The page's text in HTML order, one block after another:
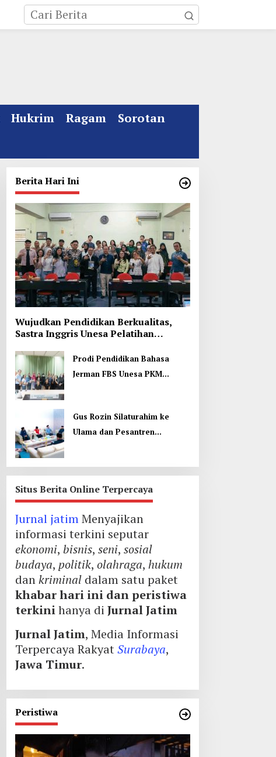
Hukrim Ragam
Sorotan
Berita Hari Ini
Wujudkan Pendidikan Berkualitas,
Sastra Inggris Unesa Pelatihan
Prodi Pendidikan Bahasa
Jerman FBS Unesa PKM
Gus Rozin Silaturahim ke
Ulama dan Pesantren
Situs Berita Online Terpercaya
Jurnal jatimMenyajikan
informasi terkini seputar
ekonomi, bisnis, seni, sosial
budaya, politik, olahraga, hukum
dankriminaldalam satu paket
khabar hari ini dan peristiwa
terkinihanya di Jurnal Jatim
Jurnal Jatim, Media Informasi
Terpercaya RakyatSurabaya,
Jawa Timur.
Peristiwa